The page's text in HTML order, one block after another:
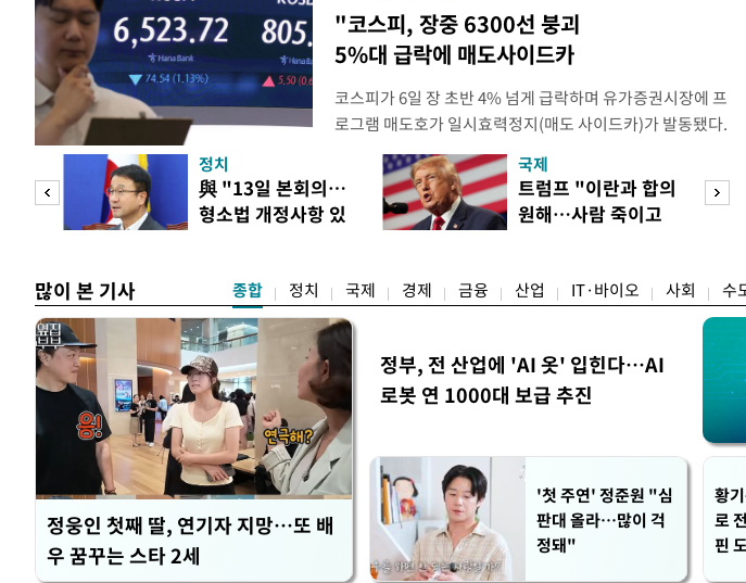
"코스피, 장중 6300선 붕괴
5%대 급락에 매도사이드카
코스피가 6일 장 초반 4% 넘게 급락하며 유가증권시장에 프
로그램 매도호가 일시효력정지(매도 사이드카)가 발동됐다.
한국거래소는 이날 오전 10시18분께 매도 사이드카를 발동
했다고 밝혔다. 발동 당시 코스피200선물지수는 전일 종가
대비 5.12% 급락한 987.24였다. 코스피 매도 사이드카는 코
스피200을 기초자산으로 하는 선물 최근월물 가격
정치
與 "13일 본회의…
형소법 개정사항 있
국제
트럼프 "이란과 합의
원해…사람 죽이고
많이 본 기사 종합 정치 국제 경제 금융 산업 IT·바이오 사회 수
정웅인 첫째 딸, 연기자 지망…또 배
우 꿈꾸는 스타 2세
정부, 전 산업에 'AI 옷' 입힌다…AI
로봇 연 1000대 보급 추진
'첫 주연' 정준원 "심
판대 올라…많이 걱
정돼"
황
로
핀